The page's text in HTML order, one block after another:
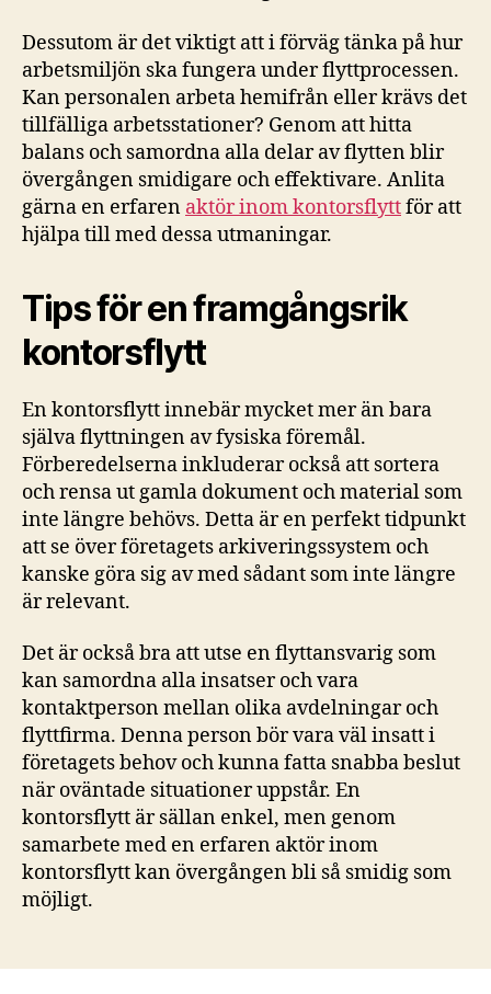
Dessutom är det viktigt att i förväg tänka på hur
arbetsmiljön ska fungera under flyttprocessen.
Kan personalen arbeta hemifrån eller krävs det
tillfälliga arbetsstationer? Genom att hitta
balans och samordna alla delar av flytten blir
övergången smidigare och effektivare. Anlita
gärna en erfaren aktör inom kontorsflyttför att
hjälpa till med dessa utmaningar.
Tips för en framgångsrik
kontorsflytt
En kontorsflytt innebär mycket mer än bara
själva flyttningen av fysiska föremål.
Förberedelserna inkluderar också att sortera
och rensa ut gamla dokument och material som
inte längre behövs. Detta är en perfekt tidpunkt
att se över företagets arkiveringssystem och
kanske göra sig av med sådant som inte längre
är relevant.
Det är också bra att utse en flyttansvarig som
kan samordna alla insatser och vara
kontaktperson mellan olika avdelningar och
flyttfirma. Denna person bör vara väl insatt i
företagets behov och kunna fatta snabba beslut
när oväntade situationer uppstår. En
kontorsflytt är sällan enkel, men genom
samarbete med en erfaren aktör inom
kontorsflytt kan övergången bli så smidig som
möjligt.